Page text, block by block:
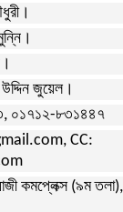
উদ্দিন জুয়েল।
০১৭১২-৮৩১৪৪৭
CC:
কমপ্লেক্স (৯ম